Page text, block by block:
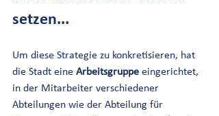
setzen...
Um diese Strategie zu konkretisieren, hat
die Stadt eine Arbeitsgruppe eingerichtet,
in der Mitarbeiter verschiedener
Abteilungen wie der Abteilung für